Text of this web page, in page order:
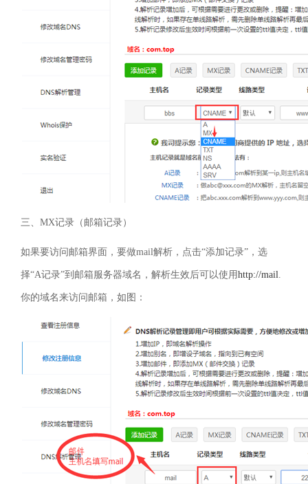
三、 MX记录（邮箱记录）
如果要访问邮箱界面，要做mail解析，点击“添加记录”，选
择“A记录”到邮箱服务器域名，解析生效后可以使用http://mail.
你的域名来访问邮箱，如图：